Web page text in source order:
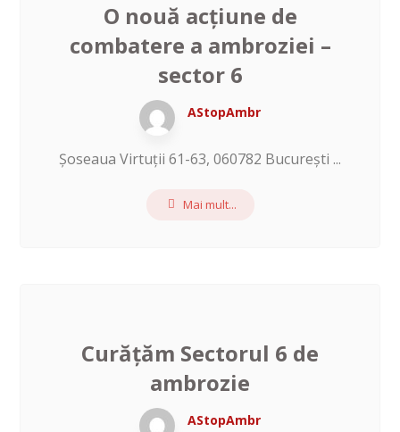
O nouă acțiune de
combatere a ambroziei –
sector 6
AStopAmbr
Șoseaua Virtuții 61-63, 060782 București ...
Mai mult...
Curățăm Sectorul 6 de
ambrozie
AStopAmbr